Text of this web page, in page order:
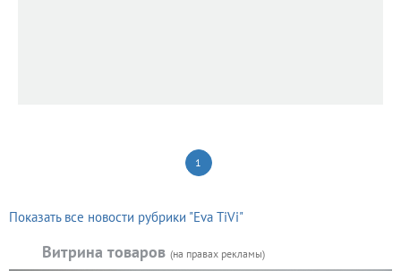
1
Показать все новости рубрики "Eva TiVi"
Витрина товаров (на правах рекламы)